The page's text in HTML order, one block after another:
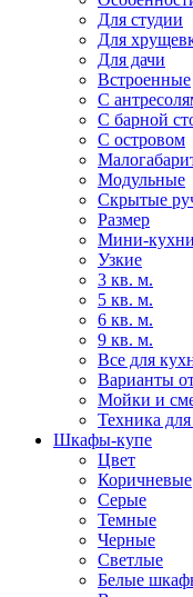
Для студии
Для
Для дачи
Встроенные
С
С барной
С островом
Модульные
Скрытые
Размер
Мини-кухни
Узкие
3 кв. м.
5 кв. м.
6 кв. м.
9 кв. м.
Все для
Варианты
Мойки и
Техника
Шкафы-купе
Цвет
Коричневые
Серые
Темные
Черные
Светлые
Белые